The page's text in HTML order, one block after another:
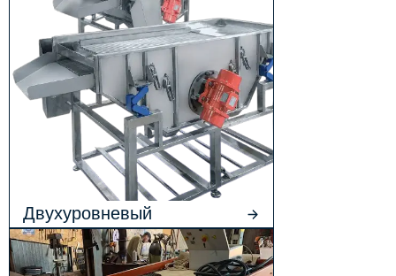
Двухуровневый
калибратор для облепихи